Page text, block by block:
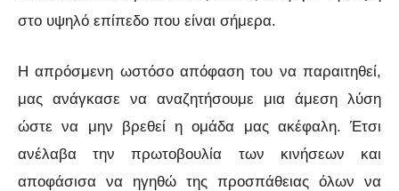
στο υψηλό επίπεδο που είναι σήμερα.
Η απρόσμενη ωστόσο απόφαση του να παραιτηθεί,
μας ανάγκασε να αναζητήσουμε μια άμεση λύση
ώστε να μην βρεθεί η ομάδα μας ακέφαλη. Έτσι
ανέλαβα την πρωτοβουλία των κινήσεων και
αποφάσισα να ηγηθώ της προσπάθειας όλων να